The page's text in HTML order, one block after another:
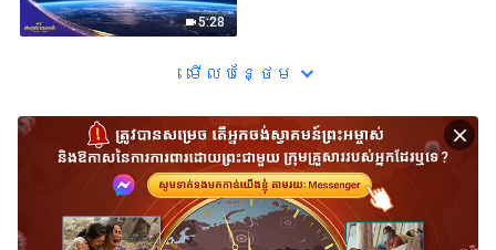
5:28
ការសរសើរ ២០២៦
មើល​​បន្ថែម​